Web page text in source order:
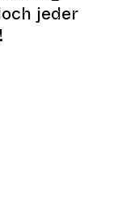
jeder